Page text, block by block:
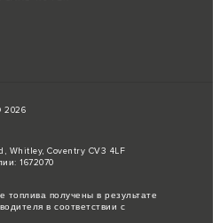
2026
Whitley, Coventry CV3 4LF
1672070
получены в результате
в соответствии с